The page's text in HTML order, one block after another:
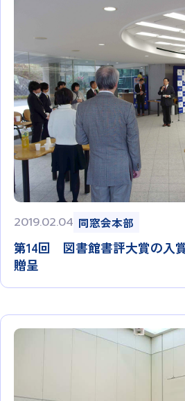
2019.02.04 同窓会本部
第14回 図書館書評大賞の入
贈呈